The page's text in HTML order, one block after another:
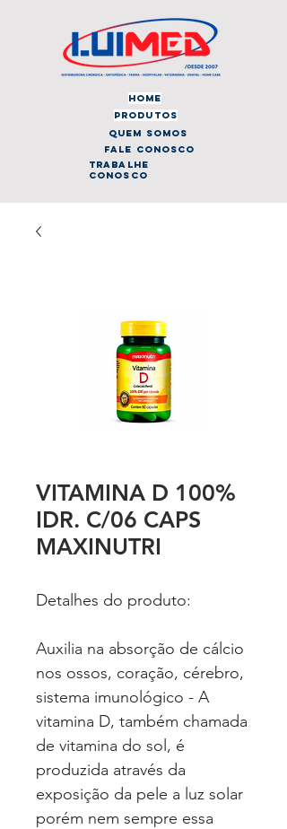
home
produtos
quem somos
fale conosco
trabalhe
conosco
VITAMINA D 100%
IDR. C/06 CAPS
MAXINUTRI
Detalhes do produto:
Auxilia na absorção de cálcio
nos ossos, coração, cérebro,
sistema imunológico - A
vitamina D, também chamada
de vitamina do sol, é
produzida através da
exposição da pele a luz solar
porém nem sempre essa